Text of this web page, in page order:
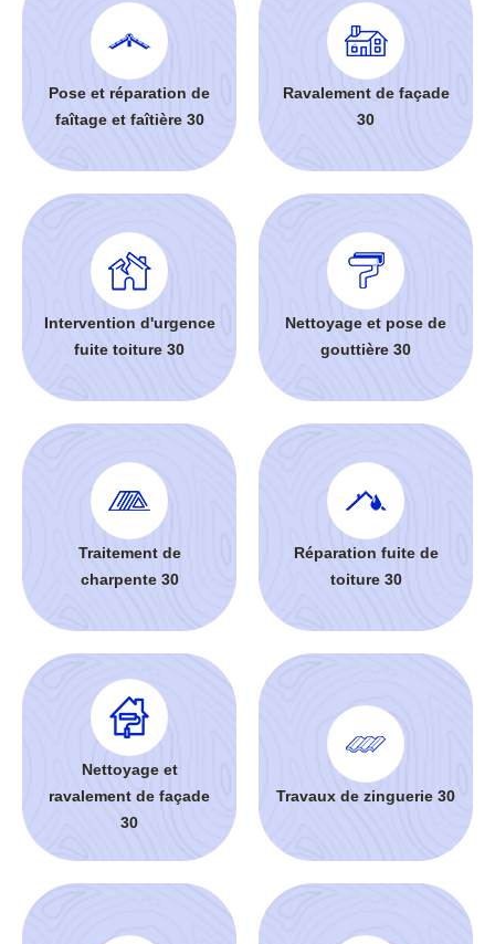
Pose et réparation de
faîtage et faîtière 30
Ravalement de façade
30
Intervention d'urgence
fuite toiture 30
Nettoyage et pose de
gouttière 30
Traitement de
charpente 30
Réparation fuite de
toiture 30
Nettoyage et
ravalement de façade
30
Travaux de zinguerie 30